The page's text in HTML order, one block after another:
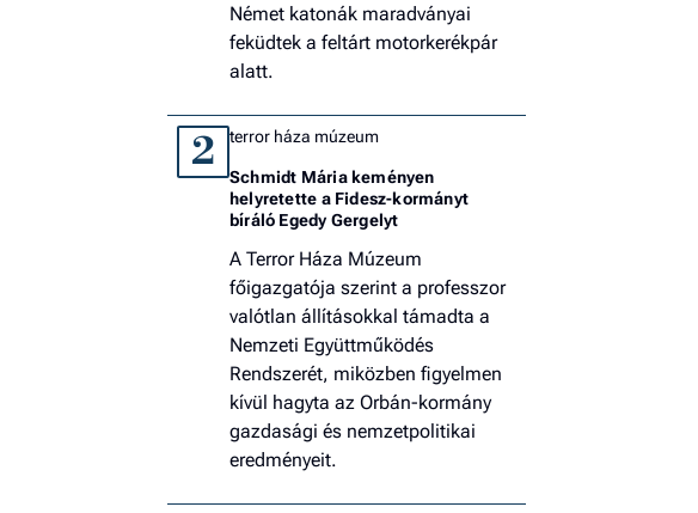
Német katonák maradványai
feküdtek a feltárt motorkerékpár
alatt.
2 terror háza múzeum
Schmidt Mária keményen
helyretette a Fidesz-kormányt
bíráló Egedy Gergelyt
A Terror Háza Múzeum
főigazgatója szerint a professzor
valótlan állításokkal támadta a
Nemzeti Együttműködés
Rendszerét, miközben figyelmen
kívül hagyta az Orbán-kormány
gazdasági és nemzetpolitikai
eredményeit.